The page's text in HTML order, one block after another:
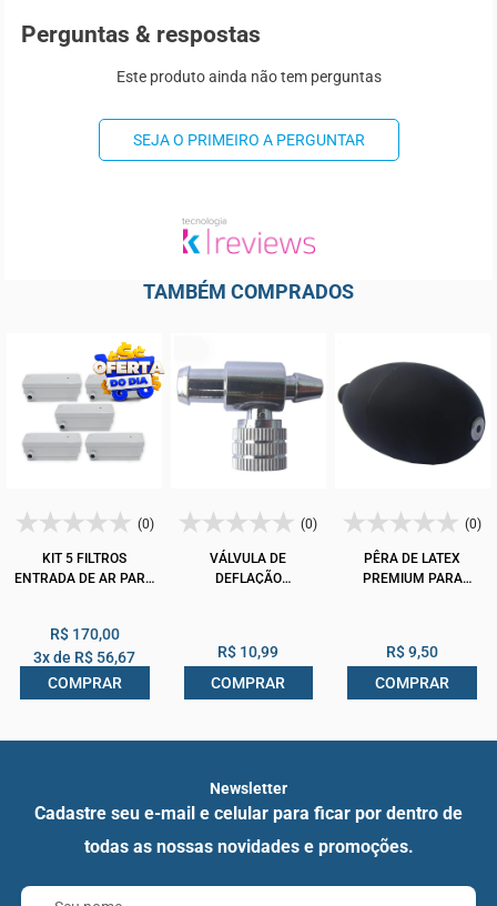
Perguntas & respostas
Este produto ainda não tem perguntas
SEJA O PRIMEIRO A PERGUNTAR
TAMBÉM COMPRADOS
(0)
KIT 5 FILTROS
ENTRADA DE AR PARA
R$ 170,00
3x de R$ 56,67
COMPRAR
(0)
VÁLVULA DE
DEFLAÇÃO
R$ 10,99
COMPRAR
(0)
PÊRA DE LATEX
PREMIUM PARA
R$ 9,50
COMPRAR
Newsletter
Cadastre seu e-mail e celular para ficar por dentro de
todas as nossas novidades e promoções.